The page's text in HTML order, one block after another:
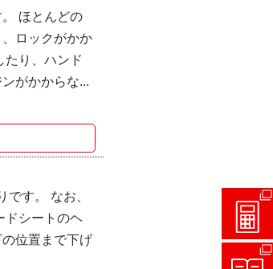
ほとんどの
ロックがかか
たり、ハンド
がかからな...
です。 なお、
ドシートのヘ
位置まで下げ